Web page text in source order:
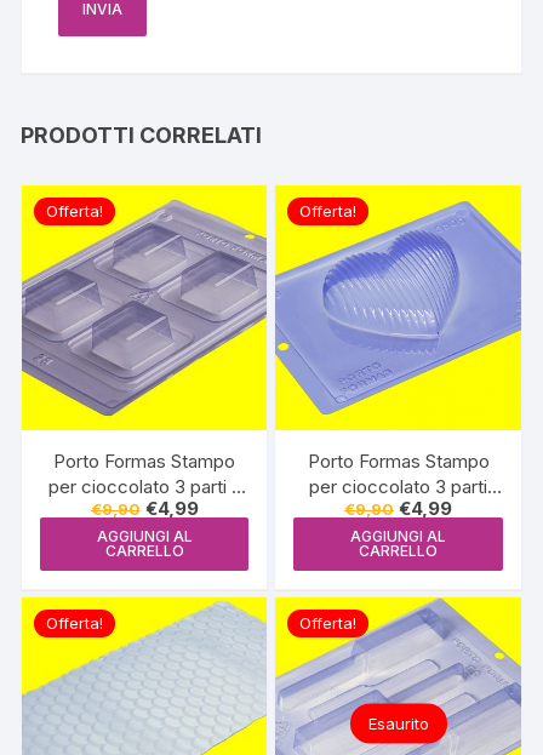
PRODOTTI CORRELATI
Offerta!
Porto Formas Stampo
per cioccolato 3 parti –
PF28
€9,90 Il
prezzo
originale
era:
€4,99Il
prezzo
AGGIUNGI AL
CARRELLO
Offerta!
Porto Formas Stampo
per cioccolato 3 parti
Cuore – PF83
€9,90 Il
prezzo
originale
era:
€4,99Il
prezzo
AGGIUNGI AL
CARRELLO
Offerta!
Esaurito
Offerta!